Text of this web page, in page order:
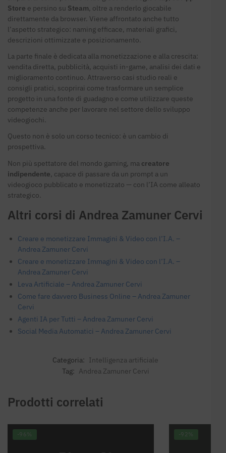
Store e persino su Steam, oltre a renderlo giocabile
direttamente da browser. Viene affrontato anche tutto
l’aspetto strategico: naming efficace, materiali grafici,
descrizioni ottimizzate e posizionamento.
La parte finale è dedicata alla monetizzazione e alla crescita:
vendita diretta, pubblicità, acquisti in-game, analisi dei dati e
miglioramento continuo. Attraverso casi studio reali e
consigli pratici, scoprirai come trasformare un semplice
progetto in una fonte di guadagno e come utilizzare queste
competenze anche per lavorare nel settore dello sviluppo
videogiochi.
Questo non è solo un corso tecnico: è un cambio di
prospettiva.
Non più spettatore del mondo gaming, ma creatore
indipendente, capace di passare da un prompt a un
videogioco pubblicato e monetizzato — con l’IA come alleato
strategico.
Altri corsi di Andrea Zamuner Cervi
Creare e monetizzare Immagini & Video con l’I.A. –
Andrea Zamuner Cervi
Creare e monetizzare Immagini & Video con l’I.A. –
Andrea Zamuner Cervi
Leva Artificiale – Andrea Zamuner Cervi
Come fare davvero Business Online – Andrea Zamuner
Cervi
Agenti IA per Tutti – Andrea Zamuner Cervi
Social Media Automatici – Andrea Zamuner Cervi
Categoria: Intelligenza artificiale
Tag: Andrea Zamuner Cervi
Prodotti correlati
-96% -92%